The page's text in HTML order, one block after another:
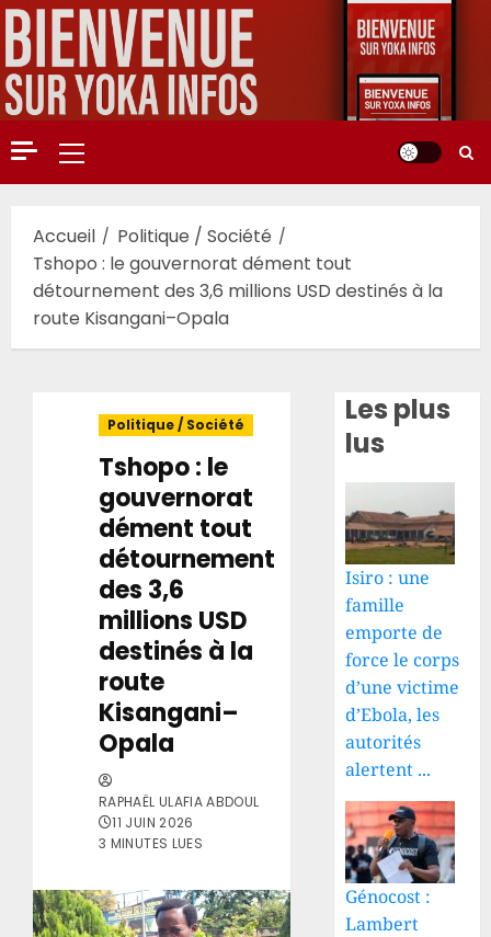
Aller
au
contenu
Menu
principal
Accueil
Politique / Société
Tshopo : le gouvernorat dément tout
détournement des 3,6 millions USD destinés à la
route Kisangani–Opala
Politique / Société
Tshopo : le
gouvernorat
dément tout
détournement
des 3,6
millions USD
destinés à la
route
Kisangani–
Opala
RAPHAËL ULAFIA ABDOUL
11 JUIN 2026
3 MINUTES LUES
Les plus
lus
Isiro : une
famille
emporte de
force le corps
d’une victime
d’Ebola, les
autorités
alertent ...
Génocost :
Lambert